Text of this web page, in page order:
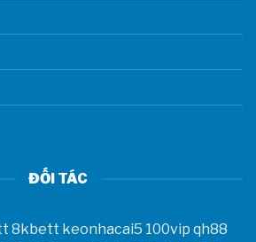
ĐỐI TÁC
8kbett keonhacai5 100vip qh88